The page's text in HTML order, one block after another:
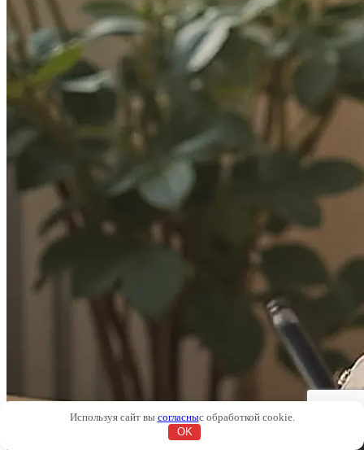
Используя сайт вы согласныс обработкой cookie.
OK